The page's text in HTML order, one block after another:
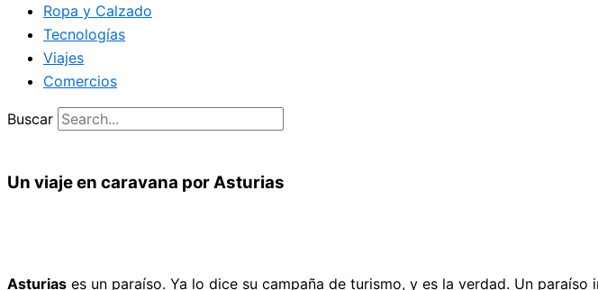
Ropa y Calzado
Tecnologías
Viajes
Comercios
Buscar
Un viaje en caravana por Asturias
Asturias es un paraíso. Ya lo dice su campaña de turismo, y es la verdad. Un